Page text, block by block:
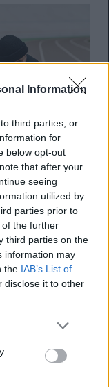
Information
third parties, or
for
below opt-out
that after your
seeing
utilized by
parties prior to
the further
third parties on the
information may
the IAB’s List of
disclose it to other
είσαι
θες
βάζεις πιο